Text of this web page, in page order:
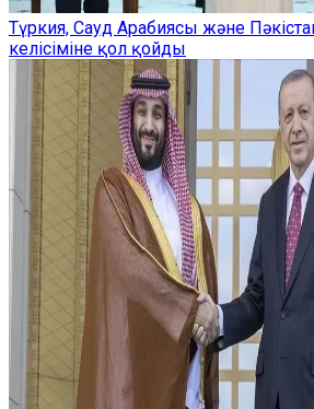
Түркия, Сауд Арабиясы және
келісіміне қол қойды